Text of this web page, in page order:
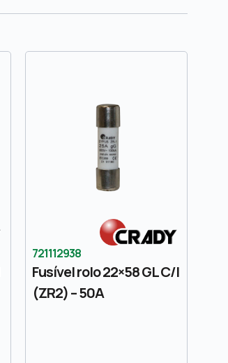
721112938
Fusível rolo 22×58 GL C/I
(ZR2) – 50A